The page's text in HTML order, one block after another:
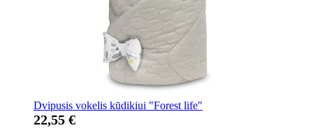
Dvipusis vokelis kūdikiui "Forest life"
22,55 €